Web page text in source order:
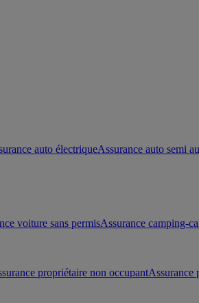
auto électriqueAssurance auto semi
voiture sans permisAssurance camping-
propriétaire non occupantAssurance